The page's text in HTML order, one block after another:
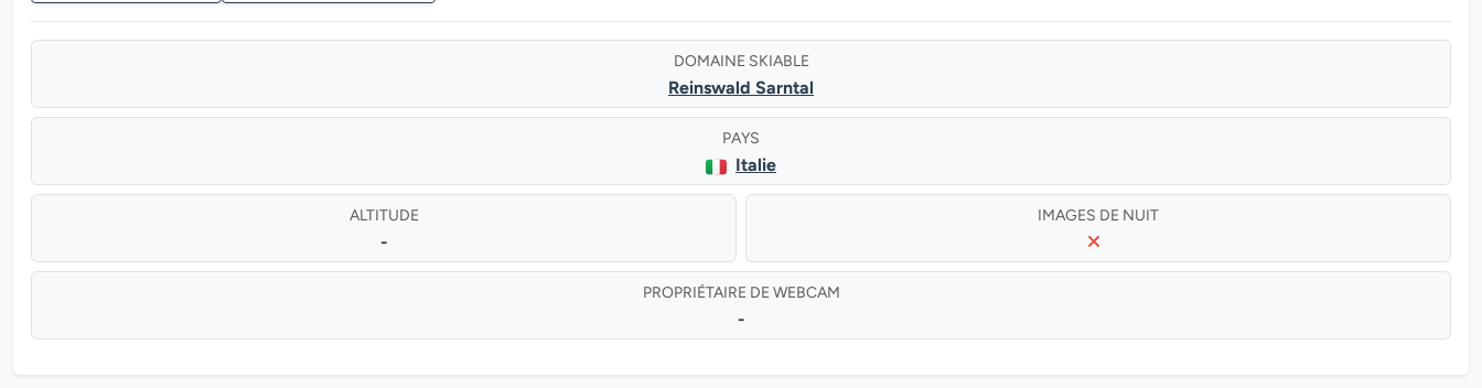
DOMAINE SKIABLE
Reinswald Sarntal
PAYS
Italie
ALTITUDE
-
IMAGES DE NUIT
PROPRIÉTAIRE DE WEBCAM
-